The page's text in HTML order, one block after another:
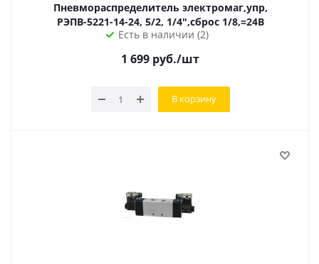
Пневмораспределитель электромаг,упр,
РЭПВ-5221-14-24, 5/2, 1/4",сброс 1/8,=24В
Есть в наличии (2)
1 699 руб./шт
В корзину